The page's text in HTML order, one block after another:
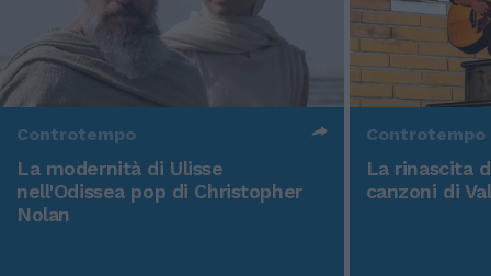
Controtempo
La modernità di Ulisse
nell'Odissea pop di Christopher
Nolan
Controtempo
La rinascita
canzoni di